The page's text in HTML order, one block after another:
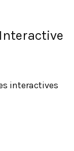
interactives